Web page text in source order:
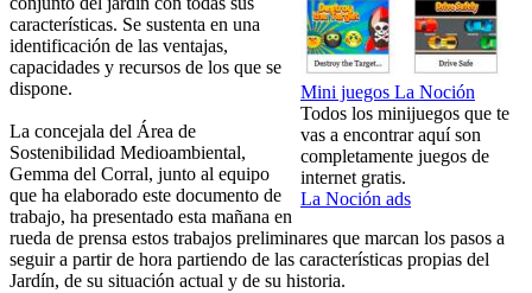
Mini juegos La Noción
Todos los minijuegos que te
vas a encontrar aquí son
completamente juegos de
internet gratis.
La Noción ads
características. Se sustenta en una
identificación de las ventajas,
capacidades y recursos de los que se
dispone.
La concejala del Área de
Sostenibilidad Medioambiental,
Gemma del Corral, junto al equipo
que ha elaborado este documento de
trabajo, ha presentado esta mañana en
rueda de prensa estos trabajos preliminares que marcan los pasos a
seguir a partir de hora partiendo de las características propias del
Jardín, de su situación actual y de su historia.